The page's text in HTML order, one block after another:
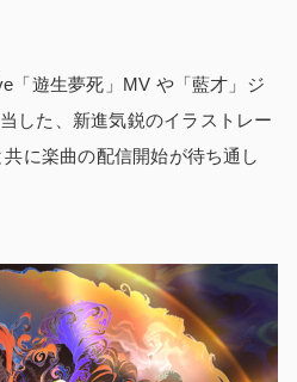
「遊生夢死」MV や「藍才」ジ
した、新進気鋭のイラストレー
に楽曲の配信開始が待ち通し